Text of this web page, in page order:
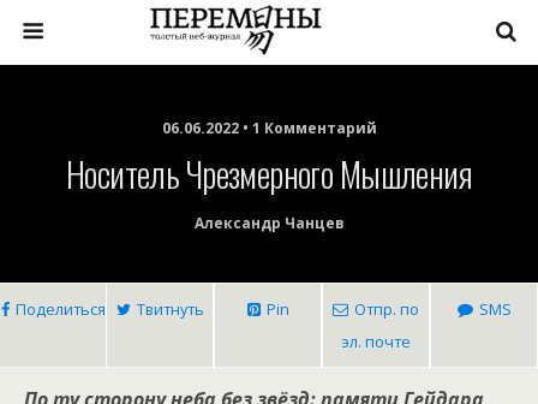
06.06.2022 • 1 Комментарий
Носитель Чрезмерного Мышления
Александр Чанцев
Поделиться Твитнуть Pin
Отпр. по
эл. почте
SMS